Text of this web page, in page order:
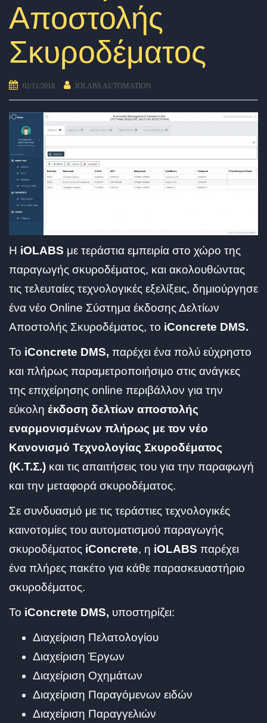
Αποστολής
Σκυροδέματος
02/11/2018 IOLABS AUTOMATION
Η iOLABS με τεράστια εμπειρία στο χώρο της
παραγωγής σκυροδέματος, και ακολουθώντας
τις τελευταίες τεχνολογικές εξελίξεις, δημιούργησε
ένα νέο Online Σύστημα έκδοσης Δελτίων
Αποστολής Σκυροδέματος, το iConcrete DMS.
To iConcrete DMS, παρέχει ένα πολύ εύχρηστο
και πλήρως παραμετροποιήσιμο στις ανάγκες
της επιχείρησης online περιβάλλον για την
εύκολη έκδοση δελτίων αποστολής
εναρμονισμένων πλήρως με τον νέο
Κανονισμό Τεχνολογίας Σκυροδέματος
(Κ.Τ.Σ.) και τις απαιτήσεις του για την παραφωγή
και την μεταφορά σκυροδέματος.
Σε συνδυασμό με τις τεράστιες τεχνολογικές
καινοτομίες του αυτοματισμού παραγωγής
σκυροδέματος iConcrete, η iOLABS παρέχει
ένα πλήρες πακέτο για κάθε παρασκευαστήριο
σκυροδέματος.
To iConcrete DMS, υποστηρίζει:
Διαχείριση Πελατολογίου
Διαχείριση Έργων
Διαχείριση Οχημάτων
Διαχείριση Παραγόμενων ειδών
Διαχείριση Παραγγελιών